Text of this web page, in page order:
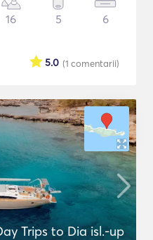
16 5 6
(1 comentarii)
5.0
Trips to Dia isl.-up